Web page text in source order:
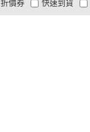
折價券
有影片
商品有量
快速到貨